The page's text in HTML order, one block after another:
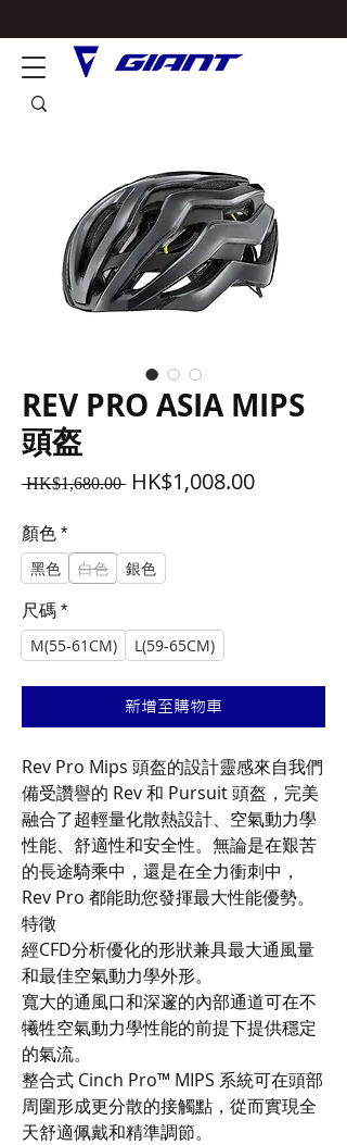
REV PRO ASIA MIPS
頭盔
HK$1,680.00 一
格
HK$1,008.00促
顏色 *
黑色 白色 銀色
尺碼 *
M(55-61CM) L(59-65CM)
新增至購物車
Rev Pro Mips 頭盔的設計靈感來自我們
備受讚譽的 Rev 和 Pursuit 頭盔，完美
融合了超輕量化散熱設計、空氣動力學
性能、舒適性和安全性。無論是在艱苦
的長途騎乘中，還是在全力衝刺中，
Rev Pro 都能助您發揮最大性能優勢。
特徵
經CFD分析優化的形狀兼具最大通風量
和最佳空氣動力學外形。
寬大的通風口和深邃的內部通道可在不
犧牲空氣動力學性能的前提下提供穩定
的氣流。
整合式 Cinch Pro™ MIPS 系統可在頭部
周圍形成更分散的接觸點，從而實現全
天舒適佩戴和精準調節。